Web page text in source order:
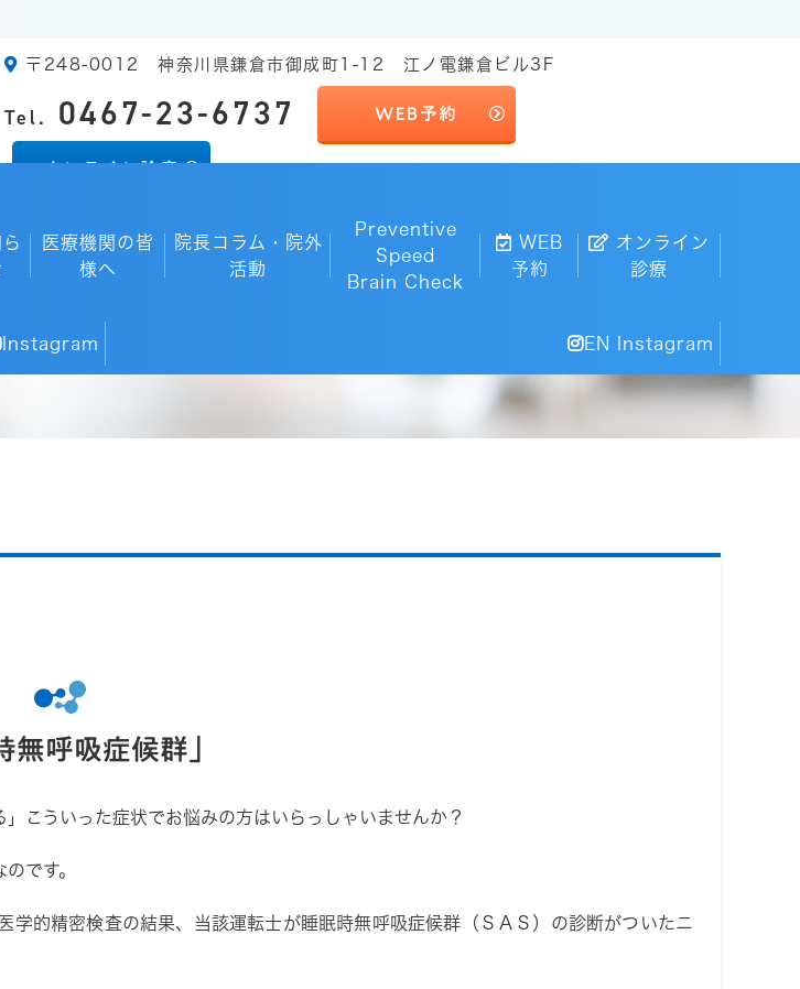
〒248-0012 神奈川県鎌倉市御成町1-12 江ノ電鎌倉ビル3F
Tel. 0467-23-6737 WEB予約
オンライン診療
医療機関の皆
様へ
院長コラム・院外
活動
Preventive
Speed
Brain Check
WEB
予約
オンライン
診療
Instagram EN Instagram
ム・院外活動
無呼吸症候群」
こういった症状でお悩みの方はいらっしゃいませんか？
です。
的精密検査の結果、当該運転士が睡眠時無呼吸症候群（ＳＡＳ）の診断がついたニ